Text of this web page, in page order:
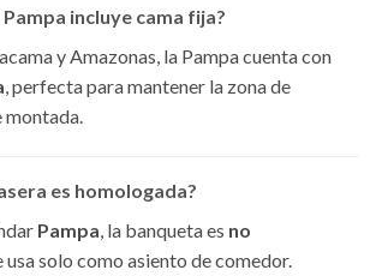
incluye cama fija?
y Amazonas, la Pampa cuenta con
, perfecta para mantener la zona de
montada.
es homologada?
Pampa , la banqueta es no
usa solo como asiento de comedor.